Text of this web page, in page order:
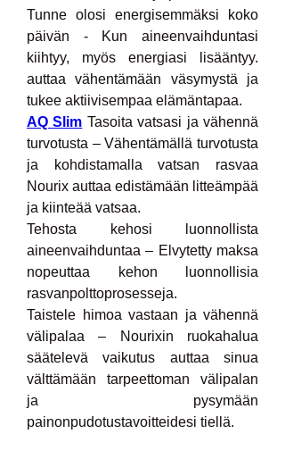
Tunne olosi energisemmäksi koko
päivän - Kun aineenvaihduntasi
kiihtyy, myös energiasi lisääntyy.
auttaa vähentämään väsymystä ja
tukee aktiivisempaa elämäntapaa.
AQ Slim Tasoita vatsasi ja vähennä
turvotusta – Vähentämällä turvotusta
ja kohdistamalla vatsan rasvaa
Nourix auttaa edistämään litteämpää
ja kiinteää vatsaa.
Tehosta kehosi luonnollista
aineenvaihduntaa – Elvytetty maksa
nopeuttaa kehon luonnollisia
rasvanpolttoprosesseja.
Taistele himoa vastaan ​​ja vähennä
välipalaa – Nourixin ruokahalua
säätelevä vaikutus auttaa sinua
välttämään tarpeettoman välipalan
ja pysymään
painonpudotustavoitteidesi tiellä.